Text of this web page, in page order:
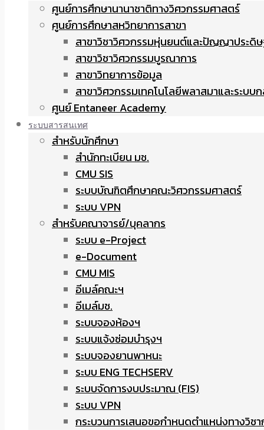
ศูนย์การศึกษานานาชาติทางวิศวกรรมศาสตร์
ศูนย์การศึกษาสหวิทยาการสาขา
สาขาวิชาวิศวกรรมหุ่นยนต์และปัญญาประดิ
สาขาวิชาวิศวกรรมบูรณาการ
สาขาวิทยาการข้อมูล
สาขาวิศวกรรมเทคโนโลยีพลาสมาและระบบ
ศูนย์ Entaneer Academy
ระบบสารสนเทศ
สำหรับนักศึกษา
สำนักทะเบียน มช.
CMU SIS
ระบบบัณฑิตศึกษาคณะวิศวกรรมศาสตร์
ระบบ VPN
สำหรับคณาจารย์/บุคลากร
ระบบ e-Project
e-Document
CMU MIS
อีเมล์คณะฯ
อีเมล์มช.
ระบบจองห้องฯ
ระบบแจ้งซ่อมบำรุงฯ
ระบบจองยานพาหนะ
ระบบ ENG TECHSERV
ระบบจัดการงบประมาณ (FIS)
ระบบ VPN
กระบวนการเสนอขอกำหนดตำแหน่งทางวิช